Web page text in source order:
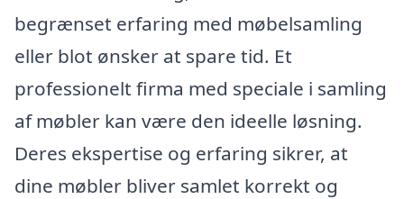
begrænset erfaring med møbelsamling
eller blot ønsker at spare tid. Et
professionelt firma med speciale i samling
af møbler kan være den ideelle løsning.
Deres ekspertise og erfaring sikrer, at
dine møbler bliver samlet korrekt og